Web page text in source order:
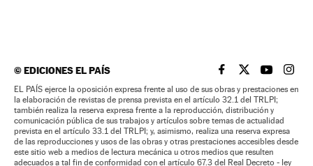
©EDICIONES EL PAÍS EL PAÍS BRASIL EN
EL PAÍSEL PAÍS
EL
EL PAÍS ejerce la oposición expresa frente al uso de sus obras y prestaciones en
la elaboración de revistas de prensa prevista en el artículo 32.1 del TRLPI;
también realiza la reserva expresa frente a la reproducción, distribución y
comunicación pública de sus trabajos y artículos sobre temas de actualidad
prevista en el artículo 33.1 del TRLPI; y, asimismo, realiza una reserva expresa
de las reproducciones y usos de las obras y otras prestaciones accesibles desde
este sitio web a medios de lectura mecánica u otros medios que resulten
adecuados a tal fin de conformidad con el artículo 67.3 del Real Decreto - ley